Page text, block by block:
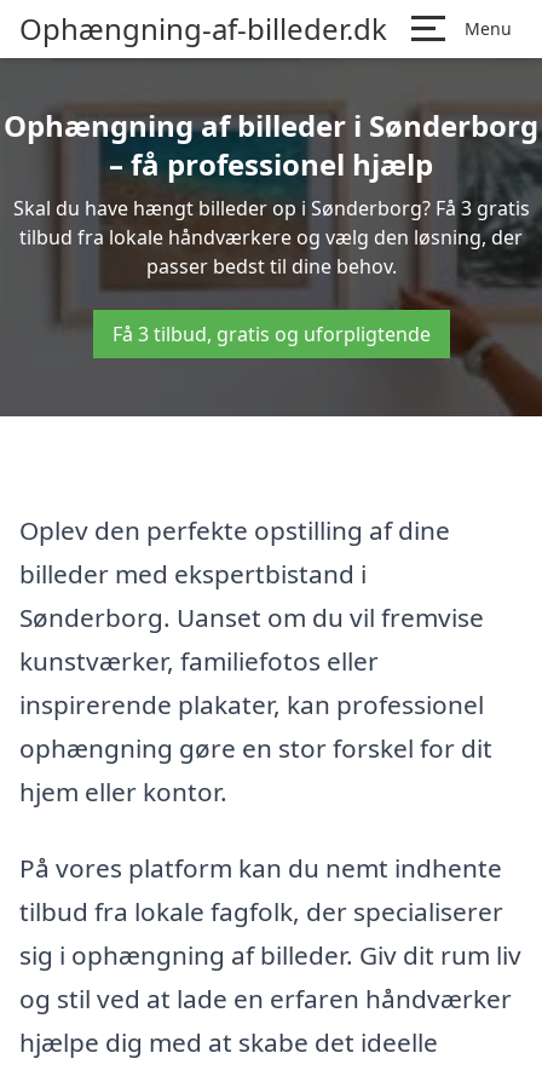
Ophængning-af-billeder.dk Menu
Ophængning af billeder i Sønderborg
– få professionel hjælp
Skal du have hængt billeder op i Sønderborg? Få 3 gratis
tilbud fra lokale håndværkere og vælg den løsning, der
passer bedst til dine behov.
Få 3 tilbud, gratis og uforpligtende
Oplev den perfekte opstilling af dine
billeder med ekspertbistand i
Sønderborg. Uanset om du vil fremvise
kunstværker, familiefotos eller
inspirerende plakater, kan professionel
ophængning gøre en stor forskel for dit
hjem eller kontor.
På vores platform kan du nemt indhente
tilbud fra lokale fagfolk, der specialiserer
sig i ophængning af billeder. Giv dit rum liv
og stil ved at lade en erfaren håndværker
hjælpe dig med at skabe det ideelle